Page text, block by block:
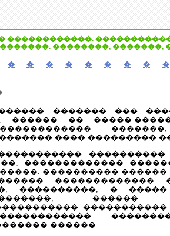
������������.
��������, �������,
� � � � � � � � �
������� ���
������ �� �����-
�������,
���� ���������
����������
�������������
����������
�������������
����������, �
������
������.